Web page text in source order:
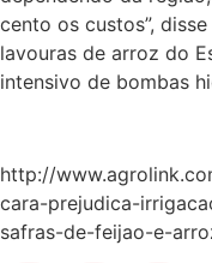
cento os custos”,
lavouras de arroz do
intensivo de bombas
http://
cara-prejudica-
safras-de-feijao-e-